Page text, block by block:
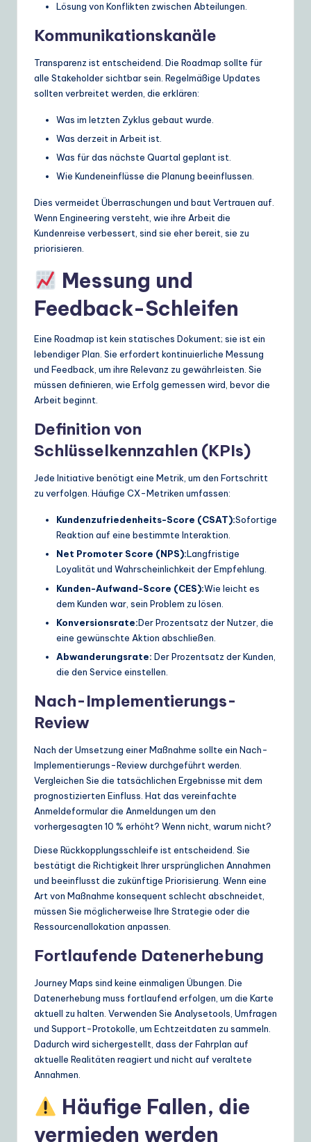
Lösung von Konflikten zwischen Abteilungen.
Kommunikationskanäle
Transparenz ist entscheidend. Die Roadmap sollte für
alle Stakeholder sichtbar sein. Regelmäßige Updates
sollten verbreitet werden, die erklären:
Was im letzten Zyklus gebaut wurde.
Was derzeit in Arbeit ist.
Was für das nächste Quartal geplant ist.
Wie Kundeneinflüsse die Planung beeinflussen.
Dies vermeidet Überraschungen und baut Vertrauen auf.
Wenn Engineering versteht, wie ihre Arbeit die
Kundenreise verbessert, sind sie eher bereit, sie zu
priorisieren.
Messung und
Feedback-Schleifen
Eine Roadmap ist kein statisches Dokument; sie ist ein
lebendiger Plan. Sie erfordert kontinuierliche Messung
und Feedback, um ihre Relevanz zu gewährleisten. Sie
müssen definieren, wie Erfolg gemessen wird, bevor die
Arbeit beginnt.
Definition von
Schlüsselkennzahlen (KPIs)
Jede Initiative benötigt eine Metrik, um den Fortschritt
zu verfolgen. Häufige CX-Metriken umfassen:
Kundenzufriedenheits-Score (CSAT):Sofortige
Reaktion auf eine bestimmte Interaktion.
Net Promoter Score (NPS):Langfristige
Loyalität und Wahrscheinlichkeit der Empfehlung.
Kunden-Aufwand-Score (CES):Wie leicht es
dem Kunden war, sein Problem zu lösen.
Konversionsrate:Der Prozentsatz der Nutzer, die
eine gewünschte Aktion abschließen.
Abwanderungsrate: Der Prozentsatz der Kunden,
die den Service einstellen.
Nach-Implementierungs-
Review
Nach der Umsetzung einer Maßnahme sollte ein Nach-
Implementierungs-Review durchgeführt werden.
Vergleichen Sie die tatsächlichen Ergebnisse mit dem
prognostizierten Einfluss. Hat das vereinfachte
Anmeldeformular die Anmeldungen um den
vorhergesagten 10 % erhöht? Wenn nicht, warum nicht?
Diese Rückkopplungsschleife ist entscheidend. Sie
bestätigt die Richtigkeit Ihrer ursprünglichen Annahmen
und beeinflusst die zukünftige Priorisierung. Wenn eine
Art von Maßnahme konsequent schlecht abschneidet,
müssen Sie möglicherweise Ihre Strategie oder die
Ressourcenallokation anpassen.
Fortlaufende Datenerhebung
Journey Maps sind keine einmaligen Übungen. Die
Datenerhebung muss fortlaufend erfolgen, um die Karte
aktuell zu halten. Verwenden Sie Analysetools, Umfragen
und Support-Protokolle, um Echtzeitdaten zu sammeln.
Dadurch wird sichergestellt, dass der Fahrplan auf
aktuelle Realitäten reagiert und nicht auf veraltete
Annahmen.
Häufige Fallen, die
vermieden werden